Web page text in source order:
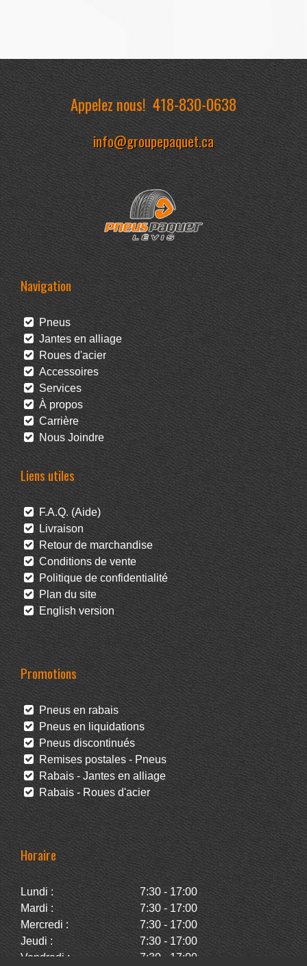
Appelez nous!418-830-0638
info@groupepaquet.ca
Navigation
Pneus
Jantes en alliage
Roues d'acier
Accessoires
Services
À propos
Carrière
Nous Joindre
Liens utiles
F.A.Q. (Aide)
Livraison
Retour de marchandise
Conditions de vente
Politique de confidentialité
Plan du site
English version
Promotions
Pneus en rabais
Pneus en liquidations
Pneus discontinués
Remises postales - Pneus
Rabais - Jantes en alliage
Rabais - Roues d'acier
Horaire
Lundi :
7:30 - 17:00
Mardi :
7:30 - 17:00
Mercredi :
7:30 - 17:00
Jeudi :
7:30 - 17:00
Vendredi :
7:30 - 17:00